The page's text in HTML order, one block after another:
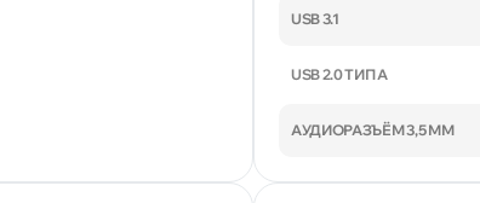
USB 3.1
USB 2.0 ТИП A
АУДИОРАЗЪЁМ 3,5 ММ